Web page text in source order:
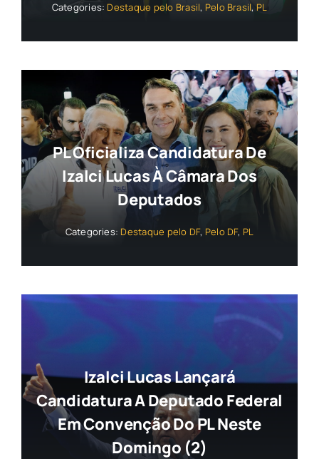
Categories: Destaque pelo Brasil, Pelo Brasil, PL
PL Oficializa Candidatura De
Izalci Lucas À Câmara Dos
Deputados
Categories: Destaque pelo DF, Pelo DF, PL
Izalci Lucas Lançará
Candidatura A Deputado Federal
Em Convenção Do PL Neste
Domingo (2)